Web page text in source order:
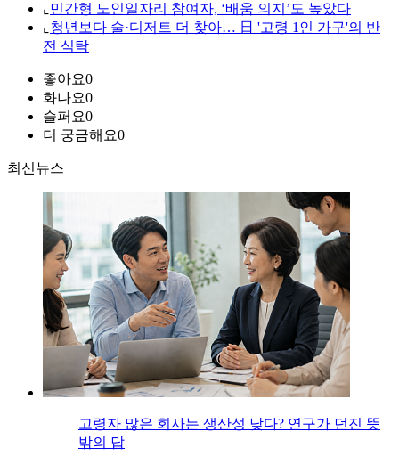
⌞ 민간형 노인일자리 참여자, ‘배움 의지’도 높았다
⌞ 청년보다 술·디저트 더 찾아… 日 '고령 1인 가구'의 반
전 식탁
좋아요0
화나요0
슬퍼요0
더 궁금해요0
최신뉴스
고령자 많은 회사는 생산성 낮다? 연구가 던진 뜻
밖의 답